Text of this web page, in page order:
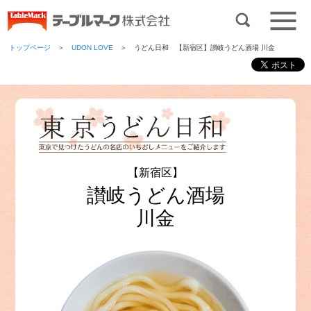
トップページ ＞UDON LOVE ＞ うどん日和 【新宿区】讃岐うどん酒場 川金
【新宿区】
讃岐うどん酒場
川金